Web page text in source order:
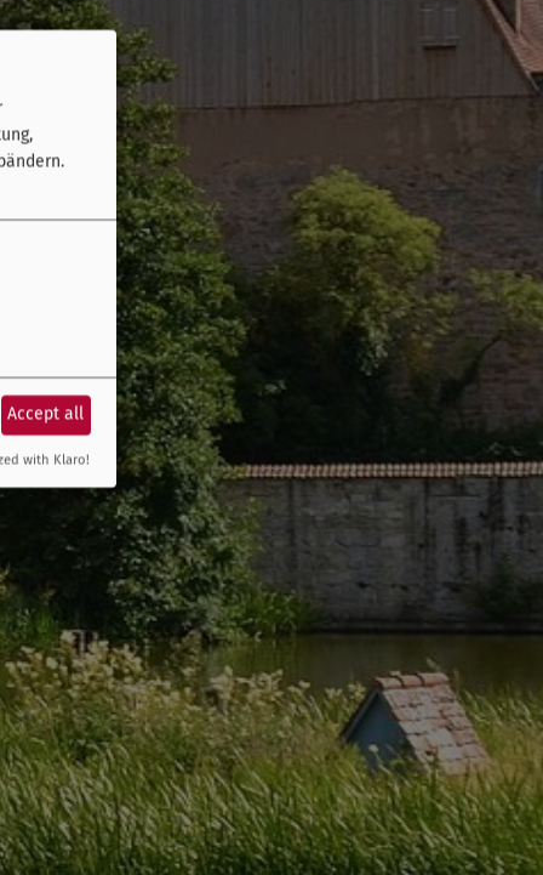
Accept all
with Klaro!